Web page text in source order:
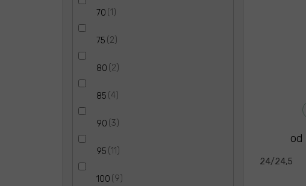
70 1
75 2
80 2
85 4
90 3
95 11
100 9
od
24/24,5